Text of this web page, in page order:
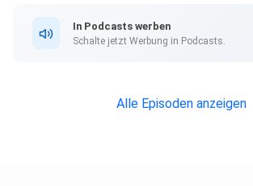
In Podcasts werben
Schalte jetzt Werbung in Podcasts.
Alle Episoden anzeigen